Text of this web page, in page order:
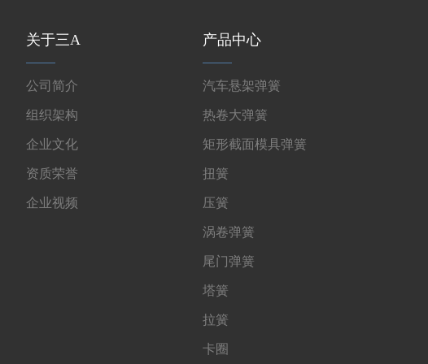
关于三A
公司简介
组织架构
企业文化
资质荣誉
企业视频
产品中心
汽车悬架弹簧
热卷大弹簧
矩形截面模具弹簧
扭簧
压簧
涡卷弹簧
尾门弹簧
塔簧
拉簧
卡圈